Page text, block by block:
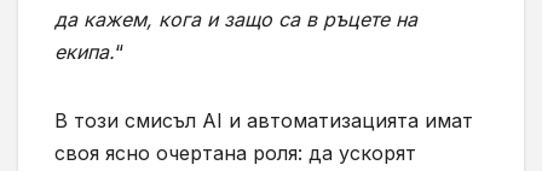
да кажем, кога и защо са в ръцете на
екипа.“
В този смисъл AI и автоматизацията имат
своя ясно очертана роля: да ускорят